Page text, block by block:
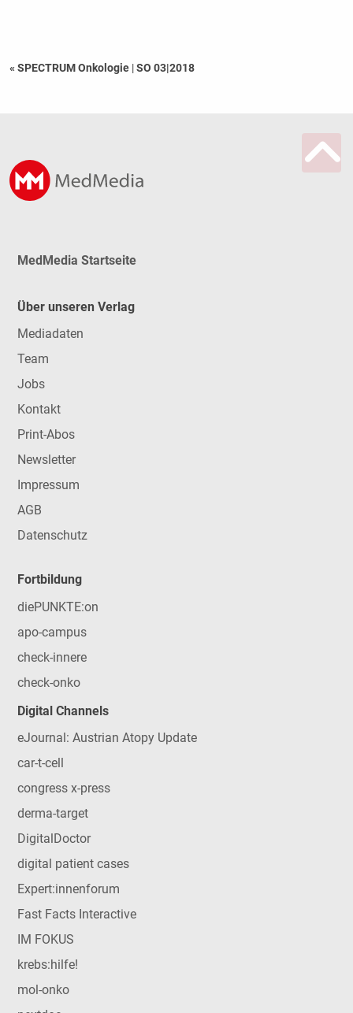
« SPECTRUM Onkologie |SO 03|2018
MedMedia Startseite
Über unseren Verlag
Mediadaten
Team
Jobs
Kontakt
Print-Abos
Newsletter
Impressum
AGB
Datenschutz
Fortbildung
diePUNKTE:on
apo-campus
check-innere
check-onko
Digital Channels
eJournal: Austrian Atopy Update
car-t-cell
congress x-press
derma-target
DigitalDoctor
digital patient cases
Expert:innenforum
Fast Facts Interactive
IM FOKUS
krebs:hilfe!
mol-onko